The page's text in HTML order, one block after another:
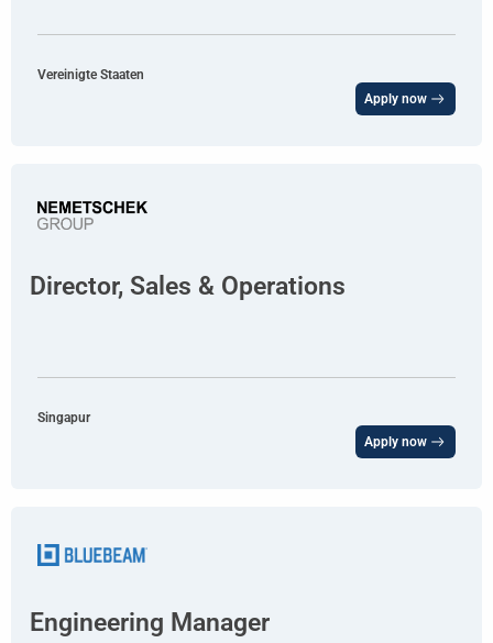
Vereinigte Staaten
Apply now
Director, Sales & Operations
Singapur
Apply now
Engineering Manager